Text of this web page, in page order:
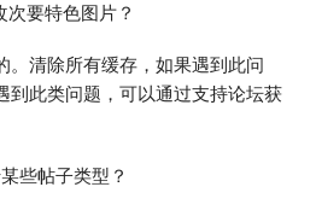
要特色图片？
。清除所有缓存，如果遇到此问
到此类问题，可以通过支持论坛获
些帖子类型？